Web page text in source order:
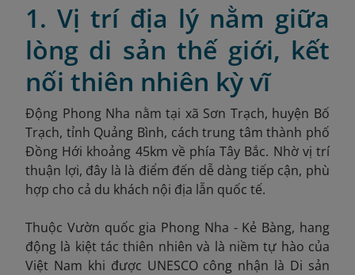
1. Vị trí địa lý nằm giữa
lòng di sản thế giới, kết
nối thiên nhiên kỳ vĩ
Động Phong Nha nằm tại xã Sơn Trạch, huyện Bố
Trạch, tỉnh Quảng Bình, cách trung tâm thành phố
Đồng Hới khoảng 45km về phía Tây Bắc. Nhờ vị trí
thuận lợi, đây là là điểm đến dễ dàng tiếp cận, phù
hợp cho cả du khách nội địa lẫn quốc tế.
Thuộc Vườn quốc gia Phong Nha - Kẻ Bàng, hang
động là kiệt tác thiên nhiên và là niềm tự hào của
Việt Nam khi được UNESCO công nhận là Di sản